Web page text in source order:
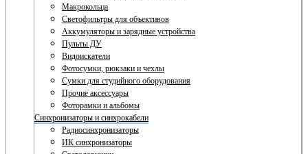
Макрокольца
Светофильтры для объективов
Аккумуляторы и зарядные устройства
Пульты ДУ
Видоискатели
Фотосумки, рюкзаки и чехлы
Сумки для студийного оборудования
Прочие аксессуары
Фоторамки и альбомы
Синхронизаторы и синхрокабели
Радиосинхронизаторы
ИК синхронизаторы